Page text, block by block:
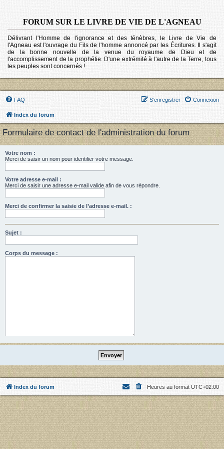
FORUM SUR LE LIVRE DE VIE DE L'AGNEAU
Délivrant l'Homme de l'ignorance et des ténèbres, le Livre de Vie de
l'Agneau est l'ouvrage du Fils de l'homme annoncé par les Écritures. Il s'agit
de la bonne nouvelle de la venue du royaume de Dieu et de
l'accomplissement de la prophétie. D'une extrémité à l'autre de la Terre, tous
les peuples sont concernés !
FAQ Connexion
S’enregistrer
Index du forum
Formulaire de contact de l'administration du forum
Votre nom :
Merci de saisir un nom pour identifier votre message.
Votre adresse e-mail :
Merci de saisir une adresse e-mail valide afin de vous répondre.
Merci de confirmer la saisie de l’adresse e-mail. :
Sujet :
Corps du message :
Index du forum Heures au format UTC+02:00